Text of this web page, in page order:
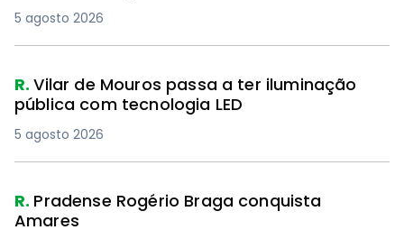
5 agosto 2026
R.Vilar de Mouros passa a ter iluminação
pública com tecnologia LED
5 agosto 2026
R. Pradense Rogério Braga conquista
Amares